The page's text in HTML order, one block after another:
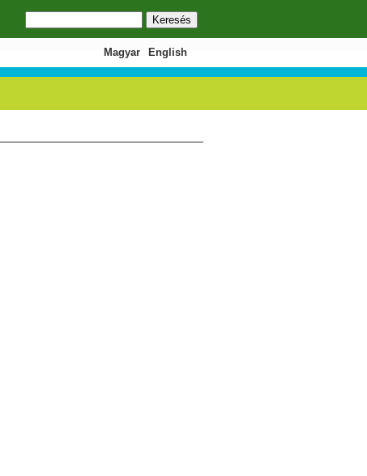
Keresés űrlap
English
Magyar